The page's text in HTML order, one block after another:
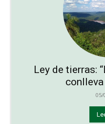
Ley de tierras:
conlleva
05/